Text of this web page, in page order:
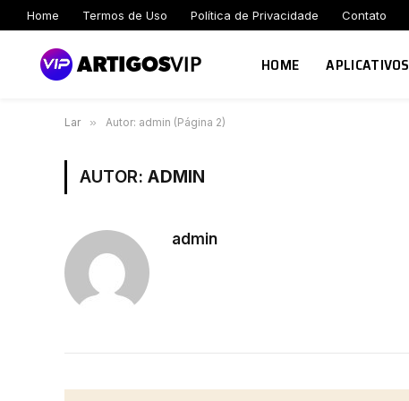
Home Termos de Uso Política de Privacidade Contato
HOME APLICATIVOS
Lar » Autor: admin (Página 2)
AUTOR:ADMIN
admin